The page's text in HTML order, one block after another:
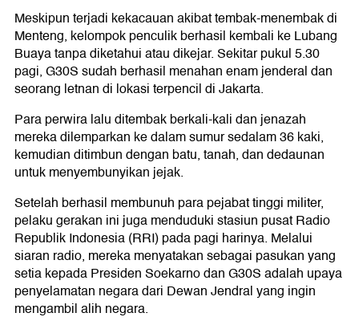
Meskipun terjadi kekacauan akibat tembak-menembak di
Menteng, kelompok penculik berhasil kembali ke Lubang
Buaya tanpa diketahui atau dikejar. Sekitar pukul 5.30
pagi, G30S sudah berhasil menahan enam jenderal dan
seorang letnan di lokasi terpencil di Jakarta.
Para perwira lalu ditembak berkali-kali dan jenazah
mereka dilemparkan ke dalam sumur sedalam 36 kaki,
kemudian ditimbun dengan batu, tanah, dan dedaunan
untuk menyembunyikan jejak.
Setelah berhasil membunuh para pejabat tinggi militer,
pelaku gerakan ini juga menduduki stasiun pusat Radio
Republik Indonesia (RRI) pada pagi harinya. Melalui
siaran radio, mereka menyatakan sebagai pasukan yang
setia kepada Presiden Soekarno dan G30S adalah upaya
penyelamatan negara dari Dewan Jendral yang ingin
mengambil alih negara.